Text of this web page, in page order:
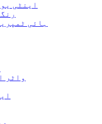
اینٹی
ہائی
واٹر